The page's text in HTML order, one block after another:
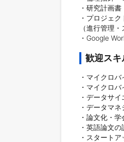
・研究計画
・プロジェ
（進行管理
・Google
歓迎スキ
・マイクロ
・マイクロ
・データサ
・データマ
・論文化・
・英語論文
・スタート